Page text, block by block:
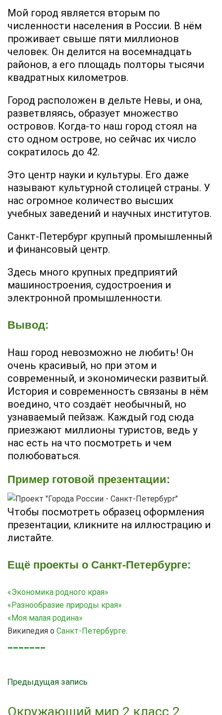
Мой город является вторым по
численности населения в России. В нём
проживает свыше пяти миллионов
человек. Он делится на восемнадцать
районов, а его площадь полторы тысячи
квадратных километров.
Город расположен в дельте Невы, и она,
разветвляясь, образует множество
островов. Когда-то наш город стоял на
сто одном острове, но сейчас их число
сократилось до 42.
Это центр науки и культуры. Его даже
называют культурной столицей страны. У
нас огромное количество высших
учебных заведений и научных институтов.
Санкт-Петербург крупный промышленный
и финансовый центр.
Здесь много крупных предприятий
машиностроения, судостроения и
электронной промышленности.
Вывод:
Наш город невозможно не любить! Он
очень красивый, но при этом и
современный, и экономически развитый.
История и современность связаны в нём
воедино, что создаёт необычный, но
узнаваемый пейзаж. Каждый год сюда
приезжают миллионы туристов, ведь у
нас есть на что посмотреть и чем
полюбоваться.
Пример готовой презентации:
Чтобы посмотреть образец оформления
презентации, кликните на иллюстрацию и
листайте.
Ещё проекты о Санкт-Петербурге:
«Экономика родного края»
«Разнообразие природы края»
«Моя малая родина»
Википедия о Санкт-Петербурге.
_______
Предыдущая запись
Окружающий мир 2 класс 2